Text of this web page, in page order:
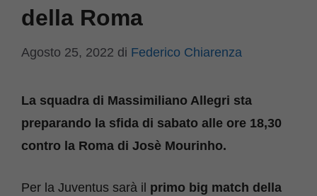
della Roma
Agosto 25, 2022 di Federico Chiarenza
La squadra di Massimiliano Allegri sta
preparando la sfida di sabato alle ore 18,30
contro la Roma di Josè Mourinho.
Per la Juventus sarà il primo big match della